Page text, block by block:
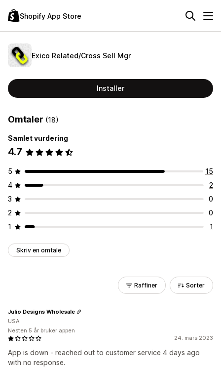
Shopify App Store
Exico Related/Cross Sell Mgr
Installer
Omtaler (18)
Samlet vurdering
4.7
5
15
4
2
3
0
2
0
1
1
Skriv en omtale
Raffiner Sorter
24. mars 2023
App is down - reached out to customer service 4 days ago
with no response.
Julio Designs Wholesale
USA
Nesten 5 år bruker appen